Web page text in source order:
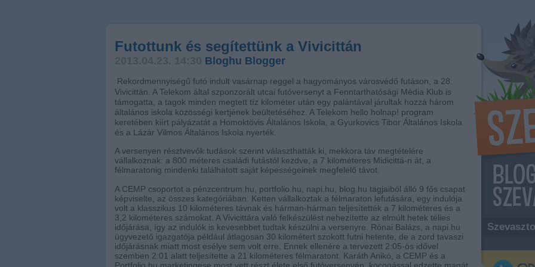
Futottunk és segítettünk a Vivicittán
Bloghu Blogger
Rekordmennyiségű futó indult vasárnap reggel a hagyományos városvédő futáson, a 28.
Vivicittán. A Telekom által szponzorált utcai futóversenyt a Fenntarthatósági Média Klub is
támogatta, a tagok minden megtett tíz kilométer után egy palántával járultak hozzá három
általános iskola közösségi kertjének beültetéséhez. A Telekom hello holnap! program
keretében kiírt pályázatát a Homoktövis Általános Iskola, a Gyurkovics Tibor Általános Iskola
és a Lázár Vilmos Általános Iskola nyerték.
A versenyen résztvevők tudások szerint választhatták ki, mekkora táv megtételére
vállalkoznak: a 800 méteres családi futástól kezdve, a 7 kilométeres Midicittá-n át, a
félmaratonig mindenki találhatott saját képességeinek megfelelő távot.
A CEMP csoportot a pénzcentrum.hu, portfolio.hu, napi.hu, blog.hu tagjaiból álló 9 fős csapat
képviselte, az összes kategóriában. Ketten vállalkoztak a félmaraton lefutására, egy indulója
volt a klasszikus 10 kilométeres távnak és hárman-hárman teljesítették a 7 kilométeres és a
3,2 kilométeres számokat. A Vivicittára való felkészülést nehezítette az elmúlt hetek télies
időjárása, így az indulók is kevesebbet tudtak készülni a versenyre. Rónai Balázs, a napi.hu
ügyvezető igazgatója például átlagosan 30 kilométert szokott futni hetente, de a zord tavaszi
időjárásnak miatt most esélye sem volt erre. Ennek ellenére a tervezett 2:05-ös idővel
szemben 2:01 alatt teljesítette a 21 kilométeres félmaratont. Karáth Anikó, a CEMP és a
Portfolio.hu marketingese most vett részt élete első futóversenyén, kocogással edzette magát